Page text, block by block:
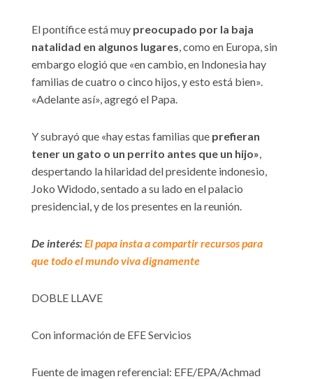
El pontífice está muy preocupado por la baja
natalidad en algunos lugares, como en Europa, sin
embargo elogió que «en cambio, en Indonesia hay
familias de cuatro o cinco hijos, y esto está bien».
«Adelante así», agregó el Papa.
Y subrayó que «hay estas familias que prefieran
tener un gato o un perrito antes que un hijo»,
despertando la hilaridad del presidente indonesio,
Joko Widodo, sentado a su lado en el palacio
presidencial, y de los presentes en la reunión.
De interés:El papa insta a compartir recursos para
que todo el mundo viva dignamente
DOBLE LLAVE
Con información de EFE Servicios
Fuente de imagen referencial: EFE/EPA/Achmad